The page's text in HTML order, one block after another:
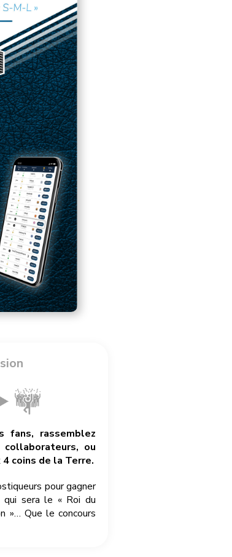
fans, rassemblez
ou
coins de la Terre.
pour gagner
sera le « Roi du
»… Que le concours